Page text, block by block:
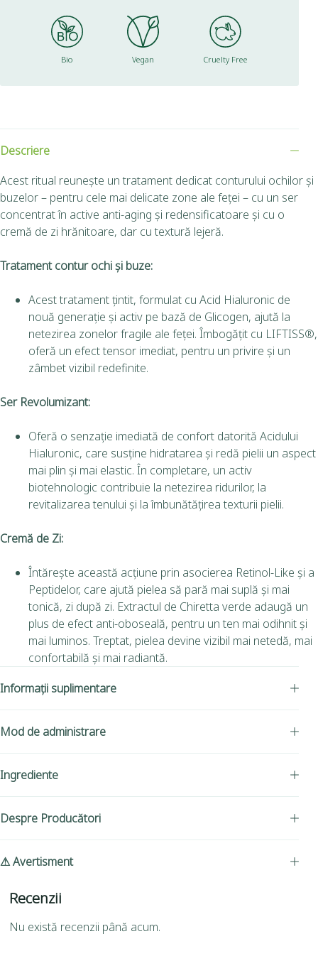
Bio Vegan Cruelty Free
Descriere
Acest ritual reunește un tratament dedicat conturului ochilor și
buzelor – pentru cele mai delicate zone ale feței – cu un ser
concentrat în active anti-aging și redensificatoare și cu o
cremă de zi hrănitoare, dar cu textură lejeră.
Tratament contur ochi și buze:
Acest tratament țintit, formulat cu Acid Hialuronic de
nouă generație și activ pe bază de Glicogen, ajută la
netezirea zonelor fragile ale feței. Îmbogățit cu LIFTISS®,
oferă un efect tensor imediat, pentru un privire și un
zâmbet vizibil redefinite.
Ser Revolumizant:
Oferă o senzație imediată de confort datorită Acidului
Hialuronic, care susține hidratarea și redă pielii un aspect
mai plin și mai elastic. În completare, un activ
biotehnologic contribuie la netezirea ridurilor, la
revitalizarea tenului și la îmbunătățirea texturii pielii.
Cremă de Zi:
Întărește această acțiune prin asocierea Retinol-Like și a
Peptidelor, care ajută pielea să pară mai suplă și mai
tonică, zi după zi. Extractul de Chiretta verde adaugă un
plus de efect anti-oboseală, pentru un ten mai odihnit și
mai luminos. Treptat, pielea devine vizibil mai netedă, mai
confortabilă și mai radiantă.
Informații suplimentare
Mod de administrare
Ingrediente
Despre Producători
⚠ Avertisment
Recenzii
Nu există recenzii până acum.